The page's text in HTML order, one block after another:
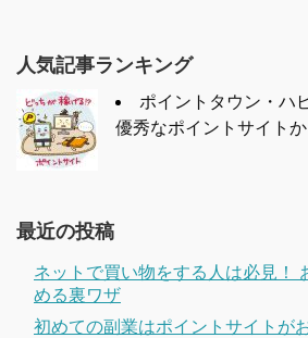
人気記事ランキング
ポイントタウン・
優秀なポイントサイトか
最近の投稿
ネットで買い物をする人は必見！
める裏ワザ
初めての副業はポイントサイトが